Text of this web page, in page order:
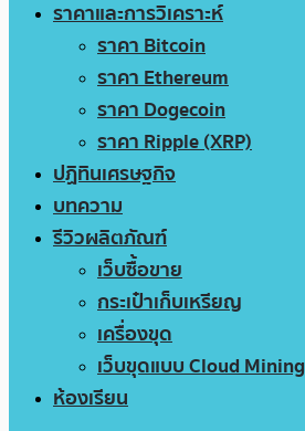
ราคาและการวิเคราะห์
ราคา Bitcoin
ราคา Ethereum
ราคา Dogecoin
ราคา Ripple (XRP)
ปฏิทินเศรษฐกิจ
บทความ
รีวิวผลิตภัณฑ์
เว็บซื้อขาย
กระเป๋าเก็บเหรียญ
เครื่องขุด
เว็บขุดแบบ Cloud Mining
ห้องเรียน